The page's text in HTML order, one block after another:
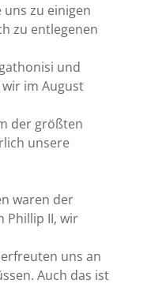
zu einigen
zu entlegenen
und
im August
der größten
unsere
waren der
Phillip II, wir
uns an
Auch das ist